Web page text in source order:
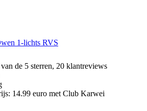
1-lichts RVS
de 5 sterren, 20 klantreviews
14.99 euro met Club Karwei